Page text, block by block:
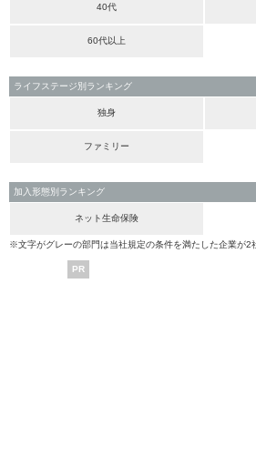
40代
60代以上
ライフステージ別ランキング
独身
ファミリー
加入形態別ランキング
ネット生命保険
※文字がグレーの部門は当社規定の条件を満たした企業が2
PR